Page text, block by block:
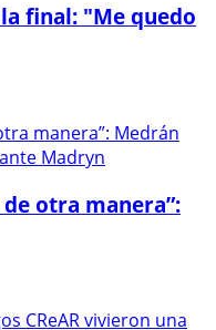
final: "Me quedo
otra manera”: